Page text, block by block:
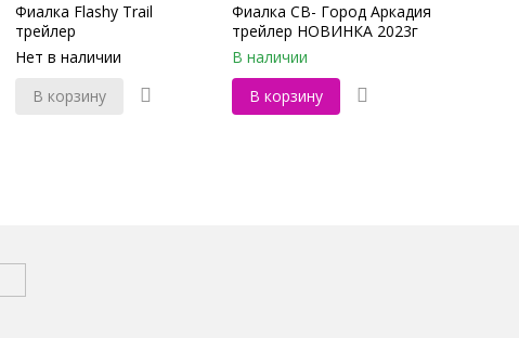
Фиалка Flashy Trail
трейлер
Нет в наличии
В корзину
Фиалка СВ- Город Аркадия
трейлер НОВИНКА 2023г
В наличии
В корзину